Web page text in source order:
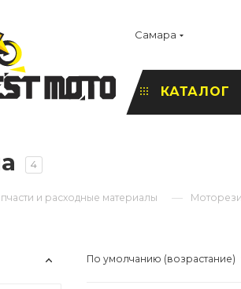
Самара
КАТАЛОГ
4
и расходные материалы —
По умолчанию (возрастание)